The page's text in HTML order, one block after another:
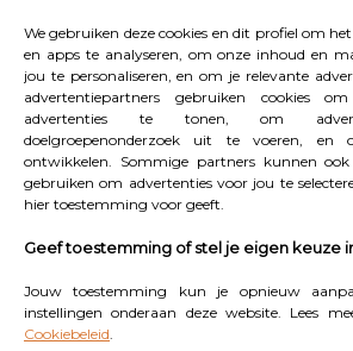
We gebruiken deze cookies en dit profiel om
en apps te analyseren, om onze inhoud en
jou te personaliseren, en om je relevante
advertentiepartners gebruiken cookies om
advertenties te tonen, om
doelgroepenonderzoek uit te voeren,
ontwikkelen. Sommige partners kunnen ook
gebruiken om advertenties voor jou te
hier toestemming voor geeft.
Geef toestemming of stel je eigen keuze
Jouw toestemming kun je opnieuw
instellingen onderaan deze website. Lees
Cookiebeleid
lessen biedt over vriendschap,
samenwerking. Bovendien biedt de
kalmerende omgeving die stress kan
helpt bij het reguleren van emoties. In
waarin schermtijd ongemerkt vaak
buitenspelen dus een noodzakelijk
geeft ogen en hersenen even rust,
niet alleen leuk, het is een onmisbaar
groei van je kind. Laat ze lekker buiten